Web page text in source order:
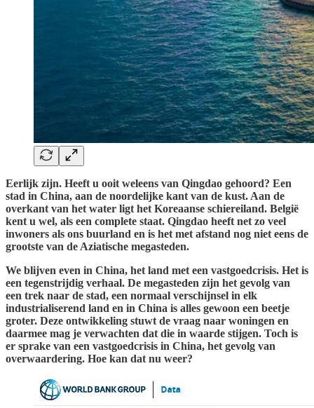
Eerlijk zijn. Heeft u ooit weleens van Qingdao gehoord? Een
stad in China, aan de noordelijke kant van de kust. Aan de
overkant van het water ligt het Koreaanse schiereiland. België
kent u wel, als een complete staat. Qingdao heeft net zo veel
inwoners als ons buurland en is het met afstand nog niet eens de
grootste van de Aziatische megasteden.
We blijven even in China, het land met een vastgoedcrisis. Het is
een tegenstrijdig verhaal. De megasteden zijn het gevolg van
een trek naar de stad, een normaal verschijnsel in elk
industrialiserend land en in China is alles gewoon een beetje
groter. Deze ontwikkeling stuwt de vraag naar woningen en
daarmee mag je verwachten dat die in waarde stijgen. Toch is
er sprake van een vastgoedcrisis in China, het gevolg van
overwaardering. Hoe kan dat nu weer?